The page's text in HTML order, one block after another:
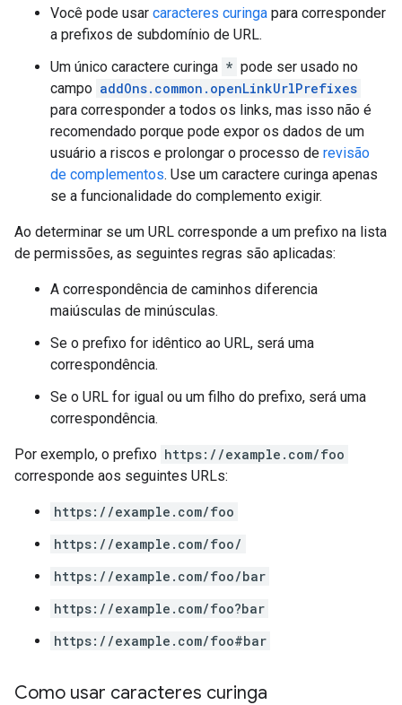
Você pode usar caracteres curinga para corresponder
a prefixos de subdomínio de URL.
Um único caractere curinga * pode ser usado no
campo addOns.common.openLinkUrlPrefixes
para corresponder a todos os links, mas isso não é
recomendado porque pode expor os dados de um
usuário a riscos e prolongar o processo de revisão
de complementos. Use um caractere curinga apenas
se a funcionalidade do complemento exigir.
Ao determinar se um URL corresponde a um prefixo na lista
de permissões, as seguintes regras são aplicadas:
A correspondência de caminhos diferencia
maiúsculas de minúsculas.
Se o prefixo for idêntico ao URL, será uma
correspondência.
Se o URL for igual ou um filho do prefixo, será uma
correspondência.
Por exemplo, o prefixo https://example.com/foo
corresponde aos seguintes URLs:
https://example.com/foo
https://example.com/foo/
https://example.com/foo/bar
https://example.com/foo?bar
https://example.com/foo#bar
Como usar caracteres curinga